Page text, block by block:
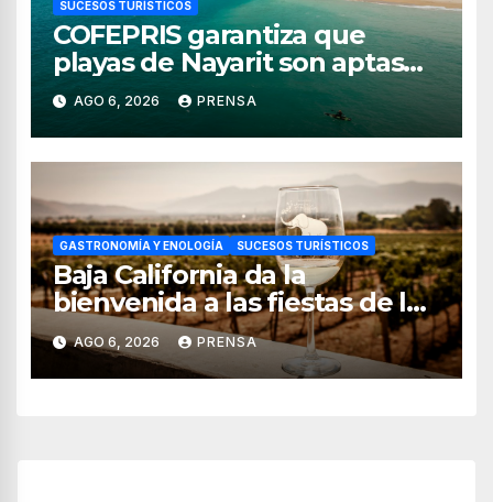
SUCESOS TURÍSTICOS
COFEPRIS garantiza que
playas de Nayarit son aptas
para uso recreativo
AGO 6, 2026 PRENSA
GASTRONOMÍA Y ENOLOGÍA SUCESOS TURÍSTICOS
Baja California da la
bienvenida a las fiestas de la
vendimia 2026
AGO 6, 2026 PRENSA